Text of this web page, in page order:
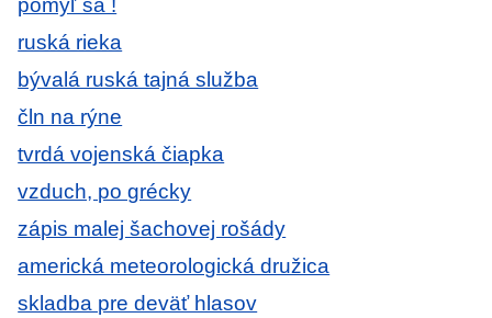
pomýľ sa !
ruská rieka
bývalá ruská tajná služba
čln na rýne
tvrdá vojenská čiapka
vzduch, po grécky
zápis malej šachovej rošády
americká meteorologická družica
skladba pre deväť hlasov